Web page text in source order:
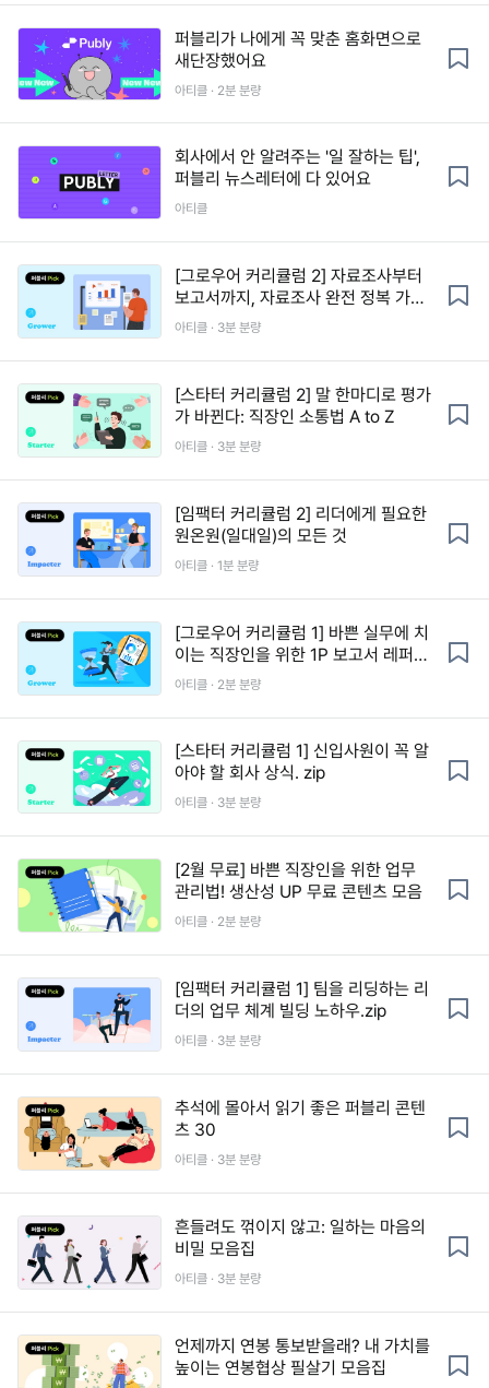
퍼블리가 나에게 꼭 맞춘 홈화면으로
새단장했어요
아티클 · 2분 분량
회사에서 안 알려주는 '일 잘하는 팁',
퍼블리 뉴스레터에 다 있어요
아티클
[그로우어 커리큘럼 2] 자료조사부터
보고서까지, 자료조사 완전 정복 가이
드
아티클 · 3분 분량
[스타터 커리큘럼 2] 말 한마디로 평가
가 바뀐다: 직장인 소통법 A to Z
아티클 · 3분 분량
[임팩터 커리큘럼 2] 리더에게 필요한
원온원(일대일)의 모든 것
아티클 · 1분 분량
[그로우어 커리큘럼 1] 바쁜 실무에 치
이는 직장인을 위한 1P 보고서 레퍼런
스
아티클 · 2분 분량
[스타터 커리큘럼 1] 신입사원이 꼭 알
아야 할 회사 상식. zip
아티클 · 3분 분량
[2월 무료] 바쁜 직장인을 위한 업무
관리법! 생산성 UP 무료 콘텐츠 모음
아티클 · 2분 분량
[임팩터 커리큘럼 1] 팀을 리딩하는 리
더의 업무 체계 빌딩 노하우.zip
아티클 · 3분 분량
추석에 몰아서 읽기 좋은 퍼블리 콘텐
츠 30
아티클 · 3분 분량
흔들려도 꺾이지 않고: 일하는 마음의
비밀 모음집
아티클 · 3분 분량
언제까지 연봉 통보받을래? 내 가치를
높이는 연봉협상 필살기 모음집